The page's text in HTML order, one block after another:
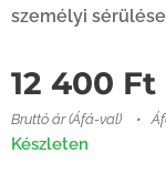
személyi
12 400 Ft
Bruttó ár (Áfá-val)
Készleten